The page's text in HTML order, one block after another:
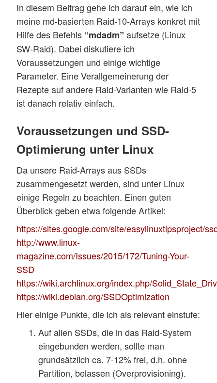
In diesem Beitrag gehe ich darauf ein, wie ich
meine md-basierten Raid-10-Arrays konkret mit
Hilfe des Befehls “mdadm” aufsetze (Linux
SW-Raid). Dabei diskutiere ich
Voraussetzungen und einige wichtige
Parameter. Eine Verallgemeinerung der
Rezepte auf andere Raid-Varianten wie Raid-5
ist danach relativ einfach.
Voraussetzungen und SSD-
Optimierung unter Linux
Da unsere Raid-Arrays aus SSDs
zusammengesetzt werden, sind unter Linux
einige Regeln zu beachten. Einen guten
Überblick geben etwa folgende Artikel:
https://sites.google.com/site/easylinuxtipsproject/
http://www.linux-
magazine.com/Issues/2015/172/Tuning-Your-
SSD
https://wiki.archlinux.org/index.php/
https://wiki.debian.org/SSDOptimization
Hier einige Punkte, die ich als relevant einstufe:
Auf allen SSDs, die in das Raid-System
eingebunden werden, sollte man
grundsätzlich ca. 7-12% frei, d.h. ohne
Partition, belassen (Overprovisioning).